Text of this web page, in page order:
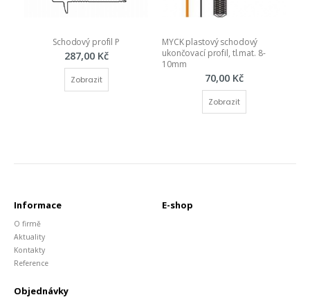
Schodový profil P
287,00 Kč
Zobrazit
MYCK plastový schodový
ukončovací profil, tl.mat. 8-
10mm
70,00 Kč
Zobrazit
Informace
O firmě
Aktuality
Kontakty
Reference
E-shop
Objednávky